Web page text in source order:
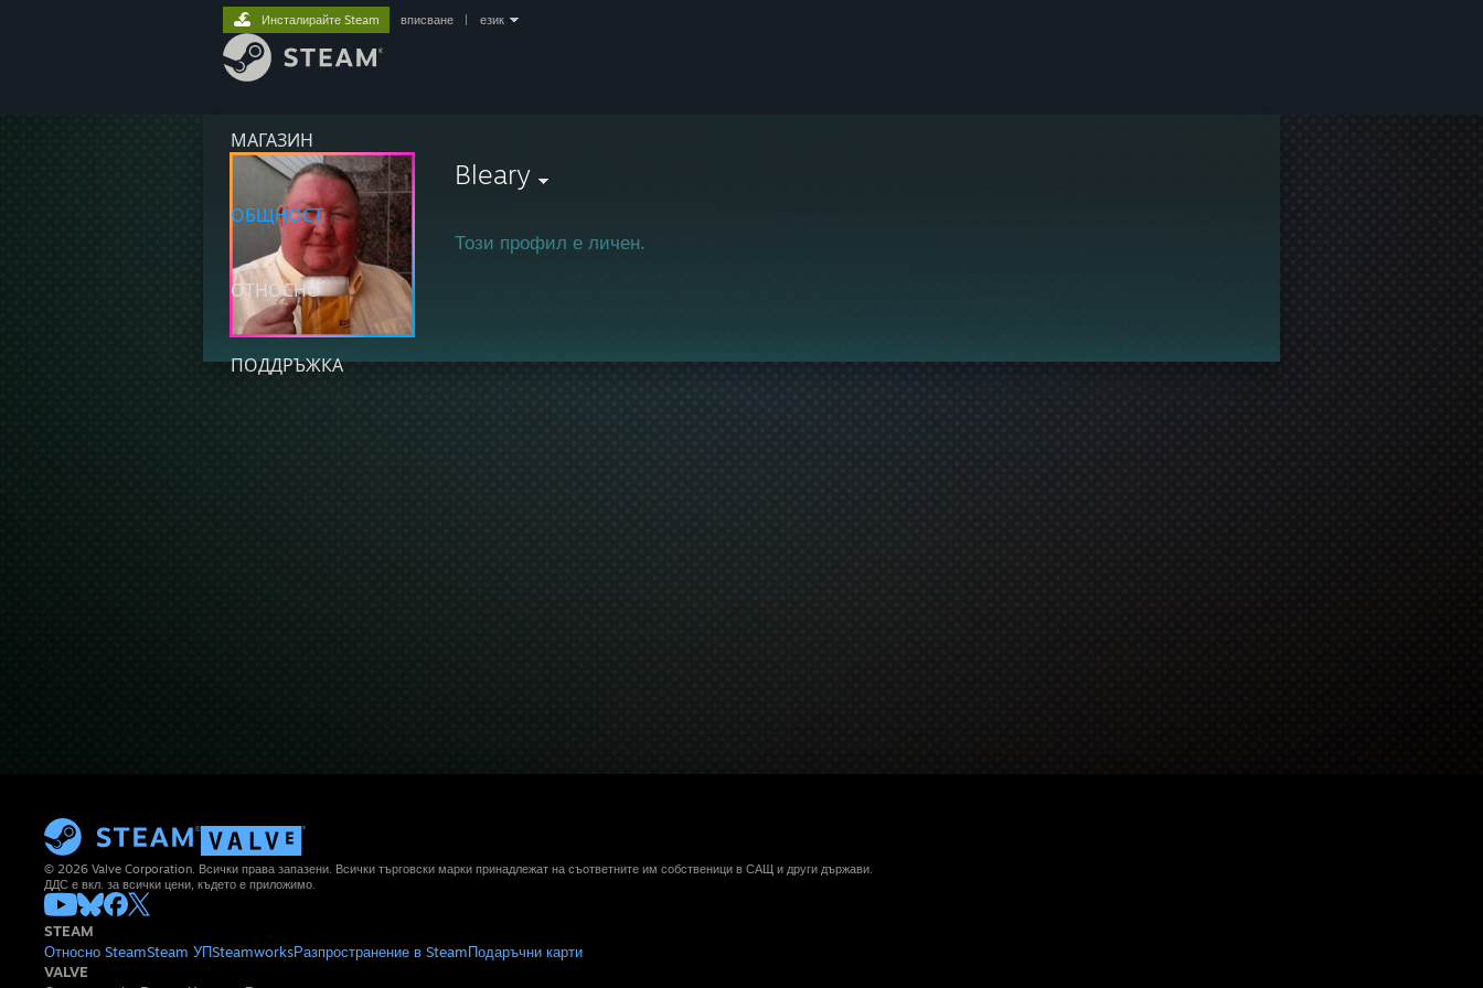
МАГАЗИН
ОБЩНОСТ
ОТНОСНО
ПОДДРЪЖКА
Инсталирайте Steam вписване език
Bleary
Този профил е личен.
© 2026 Valve Corporation. Всички права запазени. Всички търговски марки принадлежат на съответните им собственици в САЩ и други държави.
ДДС е вкл. за всички цени, където е приложимо.
STEAM
Относно SteamSteam УПSteamworksРазпространение в SteamПодаръчни карти
VALVE